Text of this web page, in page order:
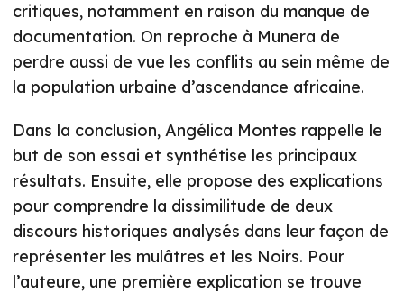
critiques, notamment en raison du manque de
documentation. On reproche à Munera de
perdre aussi de vue les conflits au sein même de
la population urbaine d’ascendance africaine.
Dans la conclusion, Angélica Montes rappelle le
but de son essai et synthétise les principaux
résultats. Ensuite, elle propose des explications
pour comprendre la dissimilitude de deux
discours historiques analysés dans leur façon de
représenter les mulâtres et les Noirs. Pour
l’auteure, une première explication se trouve